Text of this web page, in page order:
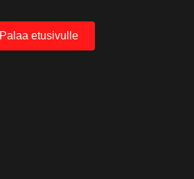
Palaa etusivulle